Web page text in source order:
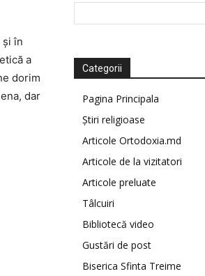
și în
a
dorim
dar
Categorii
Pagina Principala
Știri religioase
Articole Ortodoxia.md
Articole de la vizitatori
Articole preluate
Tâlcuiri
Bibliotecă video
Gustări de post
Biserica Sfinta Treime